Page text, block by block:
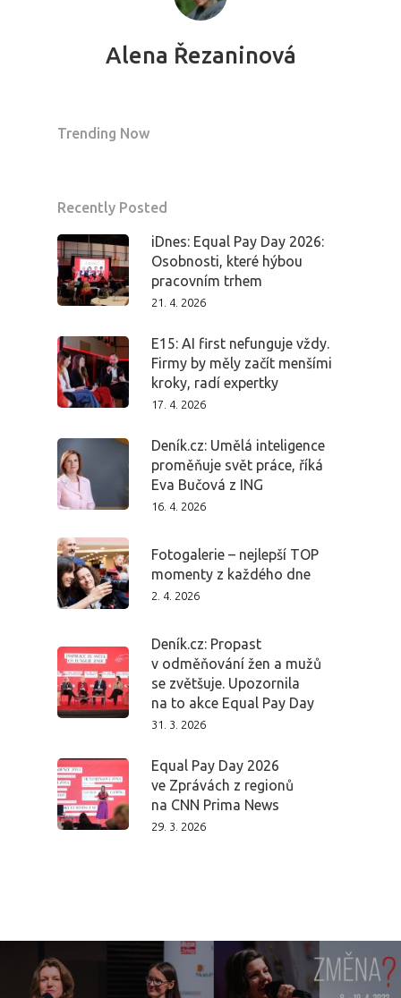
Alena Řezaninová
Trending Now
Recently Posted
iDnes: Equal Pay Day 2026:
Osobnosti, které hýbou
pracovním trhem
21. 4. 2026
E15: AI first nefunguje vždy.
Firmy by měly začít menšími
kroky, radí expertky
17. 4. 2026
Deník.cz: Umělá inteligence
proměňuje svět práce, říká
Eva Bučová z ING
16. 4. 2026
Fotogalerie – nejlepší TOP
momenty z každého dne
2. 4. 2026
Deník.cz: Propast
v odměňování žen a mužů
se zvětšuje. Upozornila
na to akce Equal Pay Day
31. 3. 2026
Equal Pay Day 2026
ve Zprávách z regionů
na CNN Prima News
29. 3. 2026